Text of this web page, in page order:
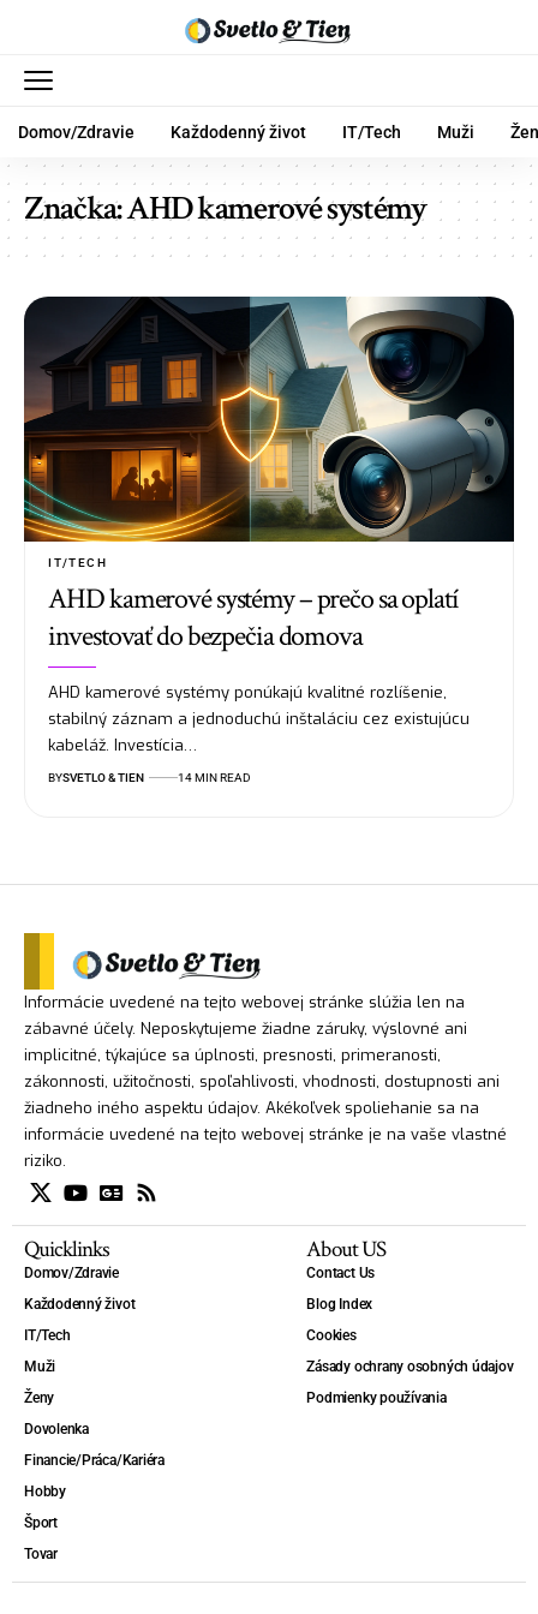
Domov/Zdravie Každodenný život IT/Tech Muži
Značka:AHD kamerové systémy
IT/TECH
AHD kamerové systémy – prečo sa oplatí
investovať do bezpečia domova
AHD kamerové systémy ponúkajú kvalitné rozlíšenie,
stabilný záznam a jednoduchú inštaláciu cez existujúcu
kabeláž. Investícia…
BYSVETLO & TIEN 14 MIN READ
Informácie uvedené na tejto webovej stránke slúžia len na
zábavné účely. Neposkytujeme žiadne záruky, výslovné ani
implicitné, týkajúce sa úplnosti, presnosti, primeranosti,
zákonnosti, užitočnosti, spoľahlivosti, vhodnosti, dostupnosti ani
žiadneho iného aspektu údajov. Akékoľvek spoliehanie sa na
informácie uvedené na tejto webovej stránke je na vaše vlastné
riziko.
Quicklinks
Domov/Zdravie
Každodenný život
IT/Tech
Muži
Ženy
Dovolenka
Financie/Práca/Kariéra
Hobby
Šport
Tovar
About US
Contact Us
Blog Index
Cookies
Zásady ochrany osobných údajov
Podmienky používania